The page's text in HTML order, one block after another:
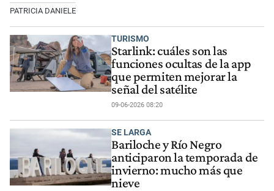
PATRICIA DANIELE
TURISMO
Starlink: cuáles son las
funciones ocultas de la app
que permiten mejorar la
señal del satélite
09-06-2026 08:20
SE LARGA
Bariloche y Río Negro
anticiparon la temporada de
invierno: mucho más que
nieve